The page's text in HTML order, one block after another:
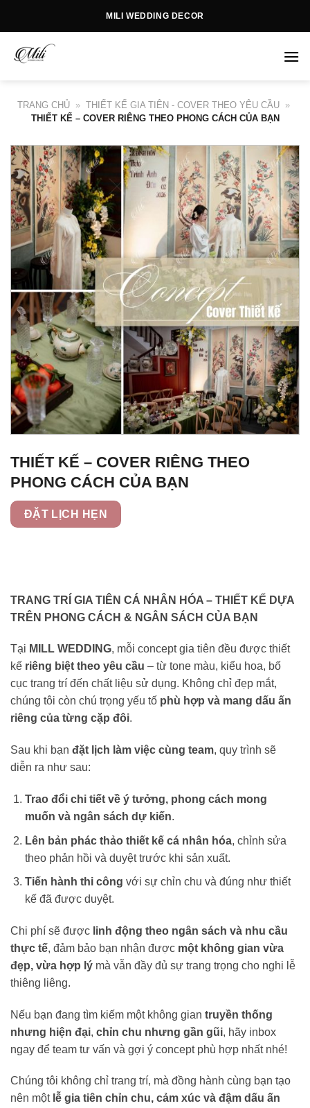
MILI WEDDING DECOR
TRANG CHỦ » THIẾT KẾ GIA TIÊN - COVER THEO YÊU CẦU »
THIẾT KẾ – COVER RIÊNG THEO PHONG CÁCH CỦA BẠN
THIẾT KẾ – COVER RIÊNG THEO
PHONG CÁCH CỦA BẠN
ĐẶT LỊCH HẸN
TRANG TRÍ GIA TIÊN CÁ NHÂN HÓA – THIẾT KẾ DỰA
TRÊN PHONG CÁCH & NGÂN SÁCH CỦA BẠN
Tại MILL WEDDING, mỗi concept gia tiên đều được thiết
kế riêng biệt theo yêu cầu – từ tone màu, kiểu hoa, bố
cục trang trí đến chất liệu sử dụng. Không chỉ đẹp mắt,
chúng tôi còn chú trọng yếu tố phù hợp và mang dấu ấn
riêng của từng cặp đôi.
Sau khi bạn đặt lịch làm việc cùng team, quy trình sẽ
diễn ra như sau:
Trao đổi chi tiết về ý tưởng, phong cách mong
muốn và ngân sách dự kiến.
Lên bản phác thảo thiết kế cá nhân hóa, chỉnh sửa
theo phản hồi và duyệt trước khi sản xuất.
Tiến hành thi công với sự chỉn chu và đúng như thiết
kế đã được duyệt.
Chi phí sẽ được linh động theo ngân sách và nhu cầu
thực tế, đảm bảo bạn nhận được một không gian vừa
đẹp, vừa hợp lý mà vẫn đầy đủ sự trang trọng cho nghi lễ
thiêng liêng.
Nếu bạn đang tìm kiếm một không gian truyền thống
nhưng hiện đại, chỉn chu nhưng gần gũi, hãy inbox
ngay để team tư vấn và gợi ý concept phù hợp nhất nhé!
Chúng tôi không chỉ trang trí, mà đồng hành cùng bạn tạo
nên một lễ gia tiên chỉn chu, cảm xúc và đậm dấu ấn